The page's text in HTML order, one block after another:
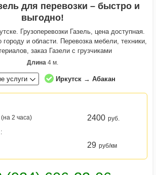
для перевозки – быстро и
выгодно!
Грузоперевозки Газель, цена доступная.
городу и области. Перевозка мебели, техники,
заказ Газели с грузчиками
Длина 4 м.
услуги Иркутск → Абакан
2 часа)
2400 руб.
:
29 руб/км